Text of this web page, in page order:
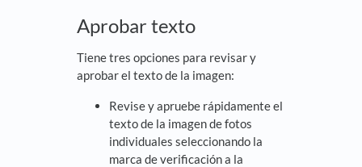
Aprobar texto
Tiene tres opciones para revisar y
aprobar el texto de la imagen:
Revise y apruebe rápidamente el
texto de la imagen de fotos
individuales seleccionando la
marca de verificación a la